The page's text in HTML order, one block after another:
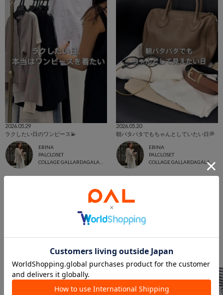
2026.05.29
ラクしたい日のワンピース💫
EBINA
PALCLOSET
2026.05.20
朝バタバタでもちゃんとしていたい日💭
EBINA
PALCLOSET
COLLAGE GALLARDAGALANTE
このアイテムを見た人は
こんなアイテムも見ています
バッグからのおすすめ